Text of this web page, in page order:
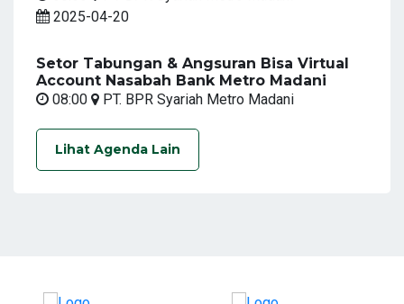
2025-04-20
Setor Tabungan & Angsuran Bisa Virtual
Account Nasabah Bank Metro Madani
08:00
PT. BPR Syariah Metro Madani
Lihat Agenda Lain